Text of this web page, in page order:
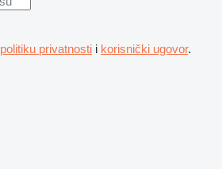
politiku privatnosti i korisnički ugovor.